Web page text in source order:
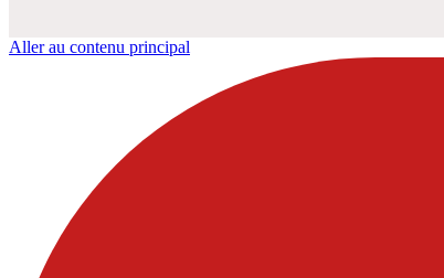
Aller au contenu principal